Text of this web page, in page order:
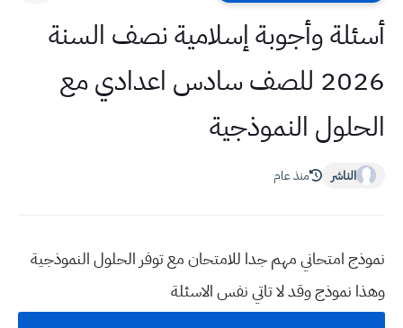
أسئلة وأجوبة إسلامية نصف السنة
2026 للصف سادس اعدادي مع
الحلول النموذجية
الناشر منذ عام
نموذج امتحاني مهم جدا للامتحان مع توفر الحلول النموذجية
وهذا نموذج وقد لا تاتي نفس الاسئلة